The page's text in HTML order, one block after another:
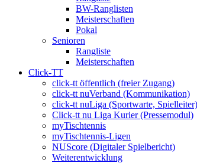
BW-Ranglisten
Meisterschaften
Pokal
Senioren
Rangliste
Meisterschaften
Click-TT
click-tt öffentlich (freier Zugang)
click-tt nuVerband (Kommunikation)
click-tt nuLiga (Sportwarte, Spielleiter)
Click-tt nu Liga Kurier (Pressemodul)
myTischtennis
myTischtennis-Ligen
NUScore (Digitaler Spielbericht)
Weiterentwicklung